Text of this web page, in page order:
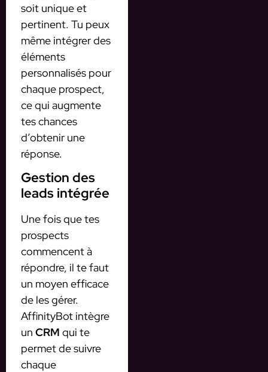
soit unique et
pertinent. Tu peux
même intégrer des
éléments
personnalisés pour
chaque prospect,
ce qui augmente
tes chances
d’obtenir une
réponse.
Gestion des
leads intégrée
Une fois que tes
prospects
commencent à
répondre, il te faut
un moyen efficace
de les gérer.
AffinityBot intègre
un CRM qui te
permet de suivre
chaque